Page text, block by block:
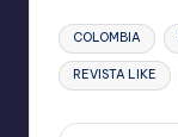
Etiquetas:
COLOMBIA
REVISTA LIKE